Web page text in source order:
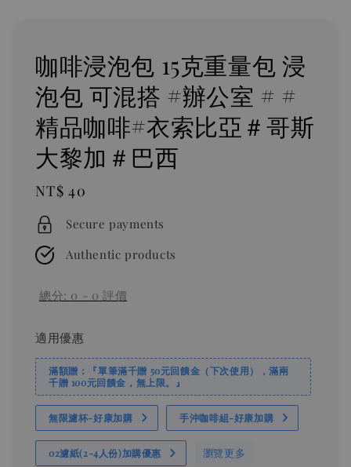
咖啡浸泡包 ​​​​15克重量包 浸
泡包 可混搭 #辦公室 # #
精品咖啡#衣索比亞＃哥斯
大黎加＃巴西
Regular
price
NT$ 40
Secure payments
Authentic products
總分: 0 - 0 評價
適用優惠
滿額贈：『單筆滿千贈 50元回饋金（下次使用），滿兩
千贈 100元回饋金，無上限。』
無限濾杯-好康加購 手沖咖啡組-好康加購
02濾紙(2-4人份)加購優惠 瀏覽更多